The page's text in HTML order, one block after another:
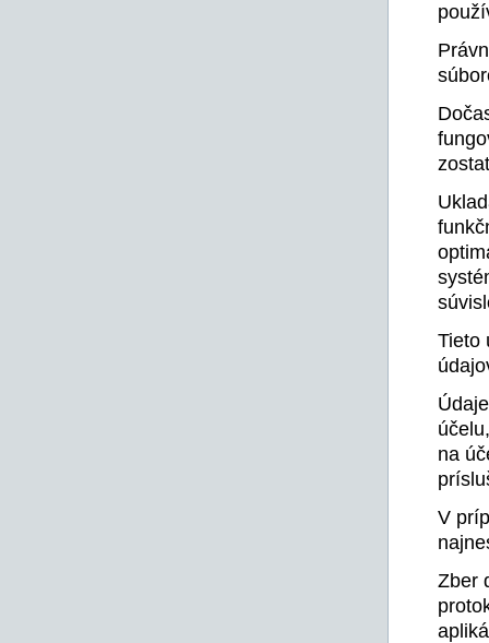
Tieto
na
V
Zber